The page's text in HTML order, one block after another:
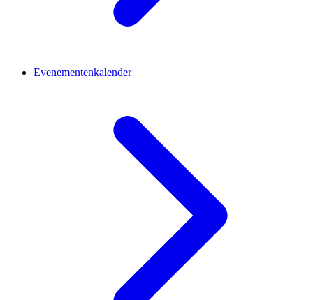
Evenementenkalender